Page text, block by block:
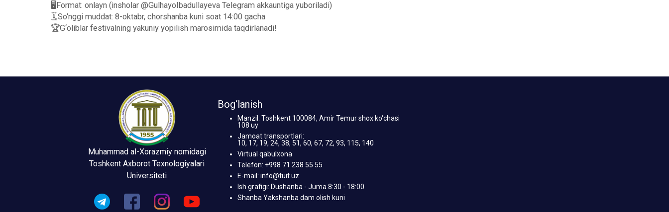
🖥Format: onlayn (insholar @GulhayoIbadullayeva Telegram akkauntiga yuboriladi)
🗓So‘nggi muddat: 8-oktabr, chorshanba kuni soat 14:00 gacha
🏆G‘oliblar festivalning yakuniy yopilish marosimida taqdirlanadi!
Muhammad al-Xorazmiy nomidagi
Toshkent Axborot Texnologiyalari
Universiteti
Bog‘lanish
Manzil: Toshkent 100084, Amir Temur shox ko‘chasi
108 uy
Jamoat transportlari:
10, 17, 19, 24, 38, 51, 60, 67, 72, 93, 115, 140
Virtual qabulxona
Telefon: +998 71 238 55 55
E-mail: info@tuit.uz
Ish grafigi: Dushanba - Juma 8:30 - 18:00
Shanba Yakshanba dam olish kuni